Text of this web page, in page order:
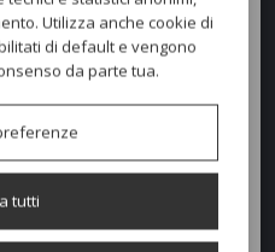
Utilizza anche cookie di
di default e vengono
da parte tua.
tutti